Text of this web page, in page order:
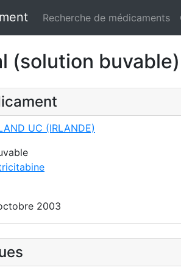
Recherche de médicaments
(solution buvable)
UC (IRLANDE)
2003